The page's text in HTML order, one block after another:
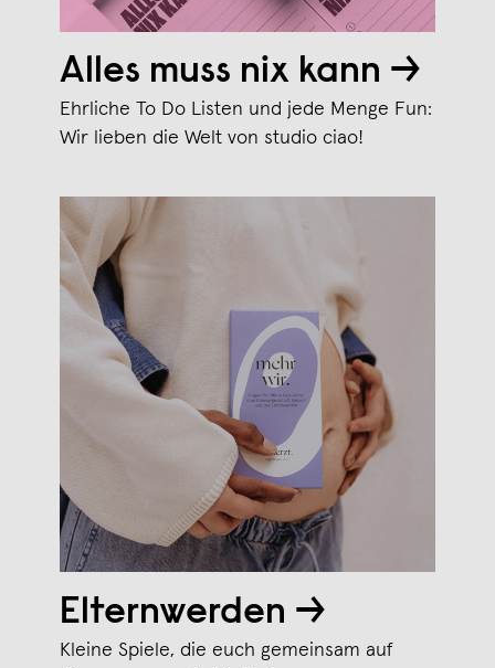
Alles muss nix kann →
Ehrliche To Do Listen und jede Menge Fun:
Wir lieben die Welt von studio ciao!
Elternwerden →
Kleine Spiele, die euch gemeinsam auf